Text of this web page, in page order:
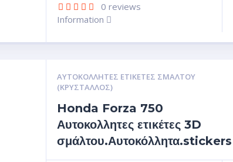
0 reviews
Information
ΑΥΤΟΚΌΛΛΗΤΕΣ ΕΤΙΚΈΤΕΣ ΣΜΆΛΤΟΥ
(ΚΡΥΣΤΑΛΛΟΣ)
Honda Forza 750
Αυτοκολλητες ετικέτες 3D
σμάλτου.Αυτοκόλλητα.stickers